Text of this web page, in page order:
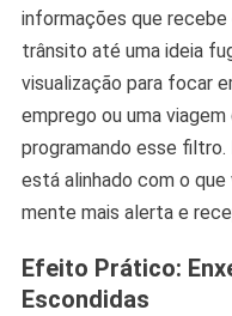
informações que
trânsito até uma ideia
visualização para focar
emprego ou uma
programando esse
está alinhado com o
mente mais alerta e
Efeito Prático:
Escondidas